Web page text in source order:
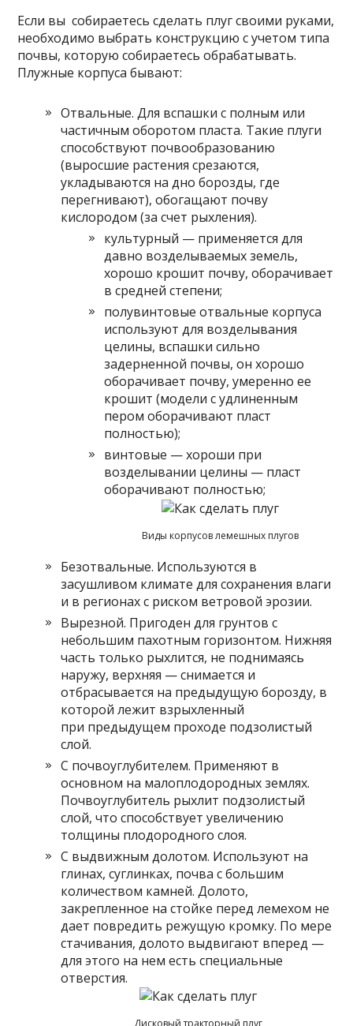
Если вы собираетесь сделать плуг своими руками,
необходимо выбрать конструкцию с учетом типа
почвы, которую собираетесь обрабатывать.
Плужные корпуса бывают:
Отвальные. Для вспашки с полным или
частичным оборотом пласта. Такие плуги
способствуют почвообразованию
(выросшие растения срезаются,
укладываются на дно борозды, где
перегнивают), обогащают почву
кислородом (за счет рыхления).
культурный — применяется для
давно возделываемых земель,
хорошо крошит почву, оборачивает
в средней степени;
полувинтовые отвальные корпуса
используют для возделывания
целины, вспашки сильно
задерненной почвы, он хорошо
оборачивает почву, умеренно ее
крошит (модели с удлиненным
пером оборачивают пласт
полностью);
винтовые — хороши при
возделывании целины — пласт
оборачивают полностью;
Виды корпусов лемешных плугов
Безотвальные. Используются в
засушливом климате для сохранения влаги
и в регионах с риском ветровой эрозии.
Вырезной. Пригоден для грунтов с
небольшим пахотным горизонтом. Нижняя
часть только рыхлится, не поднимаясь
наружу, верхняя — снимается и
отбрасывается на предыдущую борозду, в
которой лежит взрыхленный
при предыдущем проходе подзолистый
слой.
С почвоуглубителем. Применяют в
основном на малоплодородных землях.
Почвоуглубитель рыхлит подзолистый
слой, что способствует увеличению
толщины плодородного слоя.
С выдвижным долотом. Используют на
глинах, суглинках, почва с большим
количеством камней. Долото,
закрепленное на стойке перед лемехом не
дает повредить режущую кромку. По мере
стачивания, долото выдвигают вперед —
для этого на нем есть специальные
отверстия.